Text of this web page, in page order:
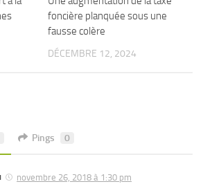
foncière planquée sous une
fausse colère
DÉCEMBRE 12, 2024
Pings 0
novembre 26, 2018 à 1:30 pm